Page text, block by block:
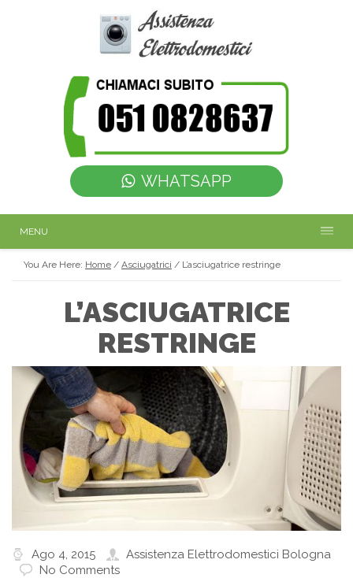
WHATSAPP
MENU
You Are Here: Home / Asciugatrici / L’asciugatrice restringe
L’ASCIUGATRICE
RESTRINGE
Ago 4, 2015
Assistenza Elettrodomestici Bologna
No Comments